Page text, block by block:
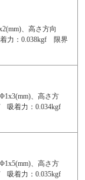
、高さ方向
力：0.038kgf 限界
、高さ方
吸着力：0.034kgf
、高さ方
吸着力：0.035kgf